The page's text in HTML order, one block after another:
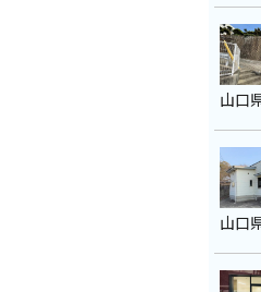
山口
山口